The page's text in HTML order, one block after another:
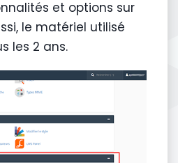
et options sur
le matériel utilisé
les 2 ans.